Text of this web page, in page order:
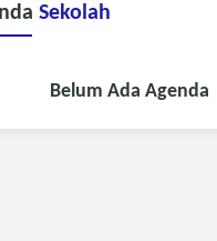
Sekolah
Belum Ada Agenda